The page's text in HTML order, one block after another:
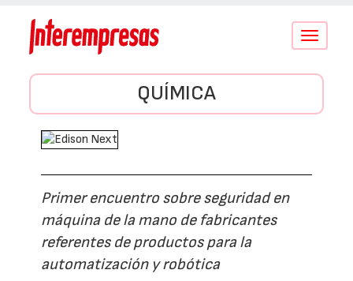
Conmutar
QUÍMICA
Primer encuentro sobre seguridad en
máquina de la mano de fabricantes
referentes de productos para la
automatización y robótica